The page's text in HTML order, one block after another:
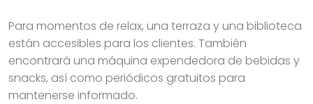
Para momentos de relax, una terraza y una biblioteca
están accesibles para los clientes. También
encontrará una máquina expendedora de bebidas y
snacks, así como periódicos gratuitos para
mantenerse informado.